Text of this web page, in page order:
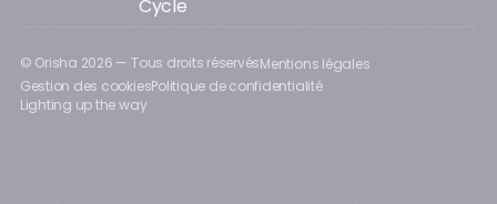
Cycle
© Orisha 2026 — Tous droits réservésMentions légales
Gestion des cookiesPolitique de confidentialité
Lighting up the way